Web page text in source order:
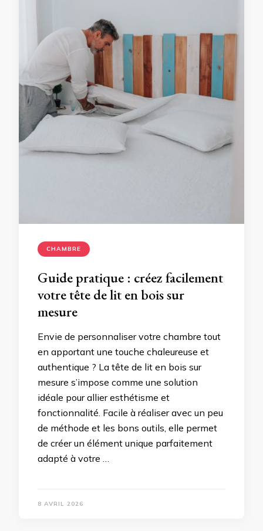
CHAMBRE
Guide pratique : créez facilement
votre tête de lit en bois sur
mesure
Envie de personnaliser votre chambre tout
en apportant une touche chaleureuse et
authentique ? La tête de lit en bois sur
mesure s’impose comme une solution
idéale pour allier esthétisme et
fonctionnalité. Facile à réaliser avec un peu
de méthode et les bons outils, elle permet
de créer un élément unique parfaitement
adapté à votre …
8 AVRIL 2026